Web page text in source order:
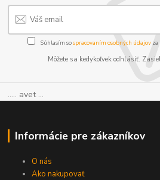
Súhlasím sospracovaním osobných údajov
Môžete sa kedykoľvek odhlásiť.
..... avet ...
Informácie pre zákazníkov
O nás
Ako nakupovať